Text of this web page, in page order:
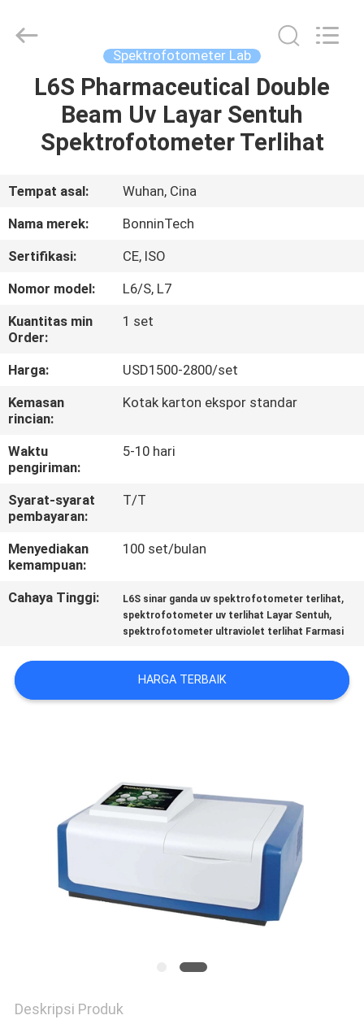
RUMAH
PRODUK
VIDEO
KAMI
TUR
PABRIK
KONTROL
KUALITAS
HUBUNGI
KAMI
PERMINTAAN
PENAWARAN
PRIVACY
Copyright
Spektrofotometer Lab
L6S Pharmaceutical Double
Beam Uv Layar Sentuh
Spektrofotometer Terlihat
Tempat asal:
Wuhan, Cina
Nama merek:
BonninTech
Sertifikasi:
CE, ISO
Nomor model:
L6/S, L7
Kuantitas min
Order:
1 set
Harga:
USD1500-2800/set
Kemasan
rincian:
Kotak karton ekspor standar
Waktu
pengiriman:
5-10 hari
Syarat-syarat
pembayaran:
T/T
Menyediakan
kemampuan:
100 set/bulan
Cahaya Tinggi: L6S sinar ganda uv spektrofotometer terlihat,
spektrofotometer uv terlihat Layar Sentuh,
spektrofotometer ultraviolet terlihat Farmasi
HARGA TERBAIK
Deskripsi Produk